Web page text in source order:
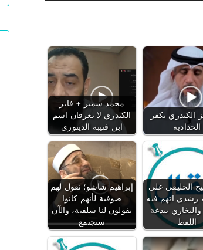
محمد سمير + فايز
الكندري لا يعرفان اسم
ابن قتيبة الدينوري
الكندري يكفر
الحدادية
إبراهيم شاشو؛ نقول لهم
صوفية لأنهم كانوا
يقولون لنا سلفية، والآن
سنجتمع
الخليفي على
رشدي اتهم فيه
ببدعة
اللفظ